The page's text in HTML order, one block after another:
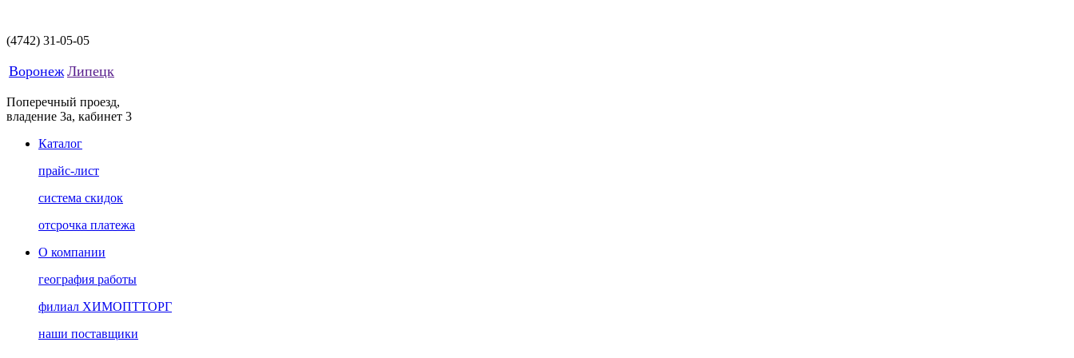
(4742) 31-05-05
Воронеж Липецк
Поперечный проезд,
владение 3а, кабинет 3
Каталог
прайс-лист
система скидок
отсрочка платежа
О компании
география работы
филиал ХИМОПТТОРГ
наши поставщики